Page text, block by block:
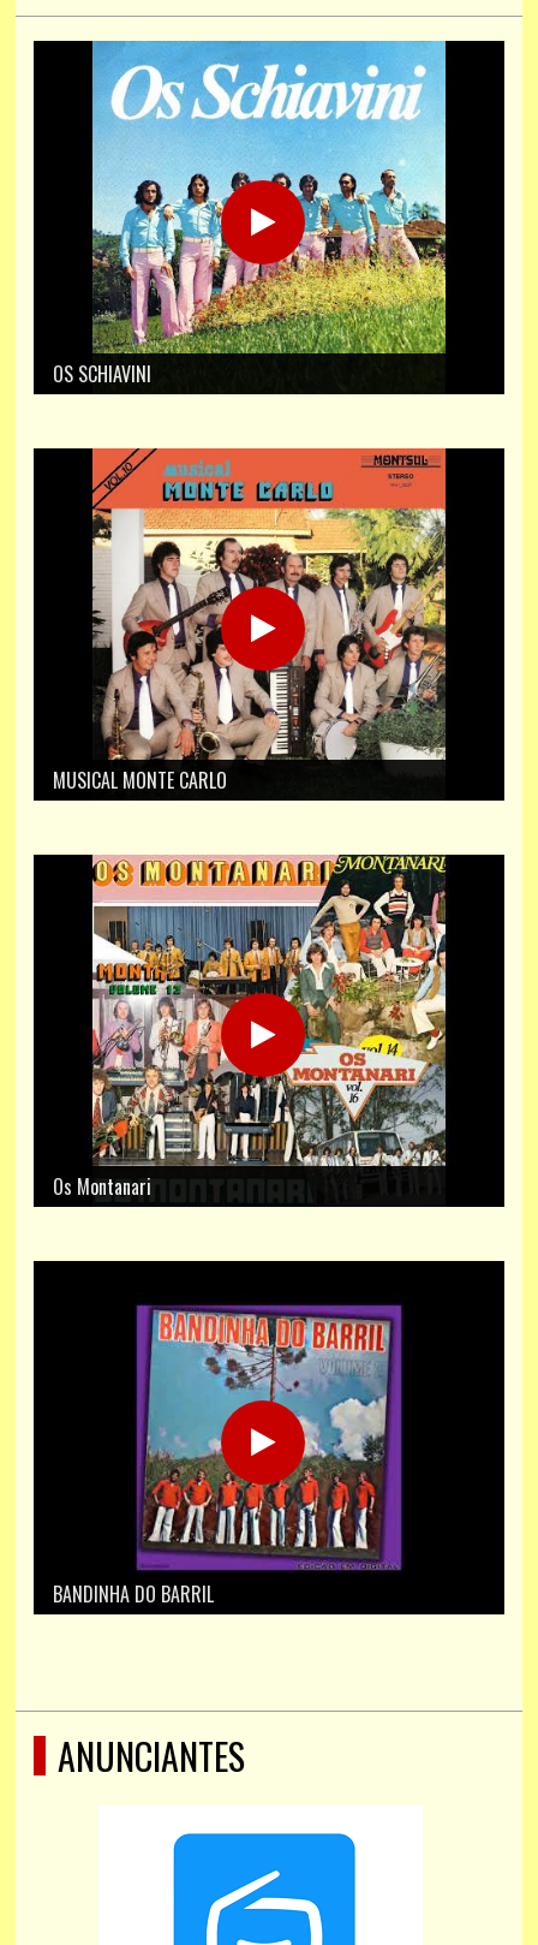
OS SCHIAVINI
MUSICAL MONTE CARLO
Os Montanari
BANDINHA DO BARRIL
ANUNCIANTES